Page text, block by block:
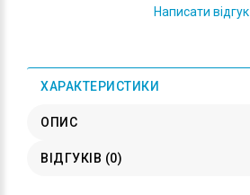
Написати відгук
ХАРАКТЕРИСТИКИ
ОПИС
ВІДГУКІВ (0)